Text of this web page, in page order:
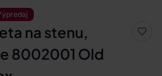
na stenu,
8002001 Old